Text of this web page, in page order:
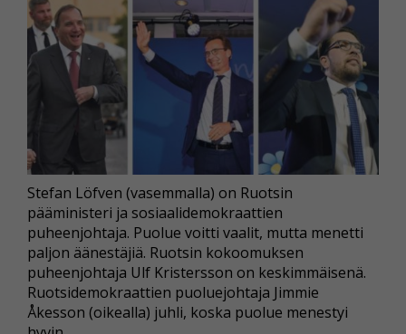
Stefan Löfven (vasemmalla) on Ruotsin
pääministeri ja sosiaalidemokraattien
puheenjohtaja. Puolue voitti vaalit, mutta menetti
paljon äänestäjiä. Ruotsin kokoomuksen
puheenjohtaja Ulf Kristersson on keskimmäisenä.
Ruotsidemokraattien puoluejohtaja Jimmie
Åkesson (oikealla) juhli, koska puolue menestyi